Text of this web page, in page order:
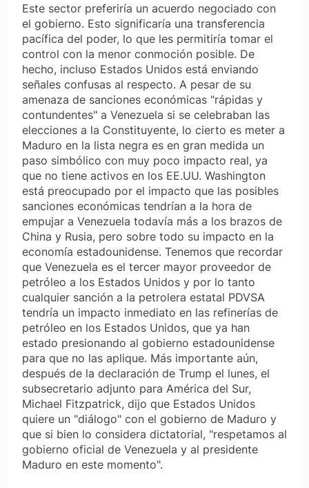
Este sector preferiría un acuerdo negociado con
el gobierno. Esto significaría una transferencia
pacífica del poder, lo que les permitiría tomar el
control con la menor conmoción posible. De
hecho, incluso Estados Unidos está enviando
señales confusas al respecto. A pesar de su
amenaza de sanciones económicas "rápidas y
contundentes" a Venezuela si se celebraban las
elecciones a la Constituyente, lo cierto es meter a
Maduro en la lista negra es en gran medida un
paso simbólico con muy poco impacto real, ya
que no tiene activos en los EE.UU. Washington
está preocupado por el impacto que las posibles
sanciones económicas tendrían a la hora de
empujar a Venezuela todavía más a los brazos de
China y Rusia, pero sobre todo su impacto en la
economía estadounidense. Tenemos que recordar
que Venezuela es el tercer mayor proveedor de
petróleo a los Estados Unidos y por lo tanto
cualquier sanción a la petrolera estatal PDVSA
tendría un impacto inmediato en las refinerías de
petróleo en los Estados Unidos, que ya han
estado presionando al gobierno estadounidense
para que no las aplique. Más importante aún,
después de la declaración de Trump el lunes, el
subsecretario adjunto para América del Sur,
Michael Fitzpatrick, dijo que Estados Unidos
quiere un "diálogo" con el gobierno de Maduro y
que si bien lo considera dictatorial, "respetamos al
gobierno oficial de Venezuela y al presidente
Maduro en este momento".